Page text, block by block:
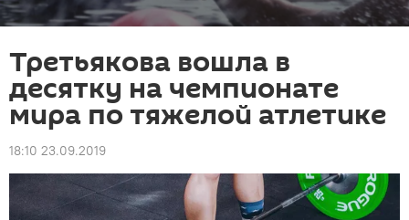
Третьякова вошла в
десятку на чемпионате
мира по тяжелой атлетике
18:10 23.09.2019